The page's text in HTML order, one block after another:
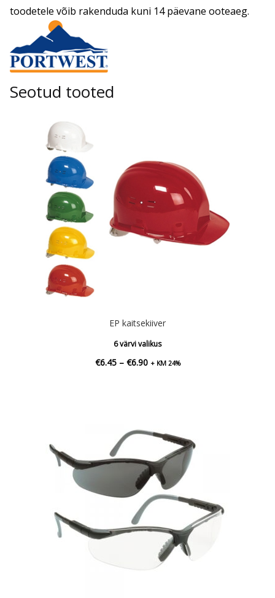
toodetele võib rakenduda kuni 14 päevane ooteaeg.
Seotud tooted
EP kaitsekiiver
6 värvi valikus
€6.45 – €6.90Hinnavahemik:
+ KM 24%